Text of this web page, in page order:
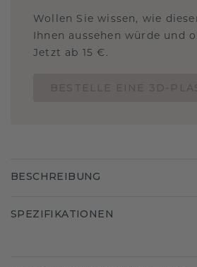
Wollen Sie wissen, wie
Ihnen aussehen würde und
Jetzt ab 15 €.
BESCHREIBUNG
SPEZIFIKATIONEN